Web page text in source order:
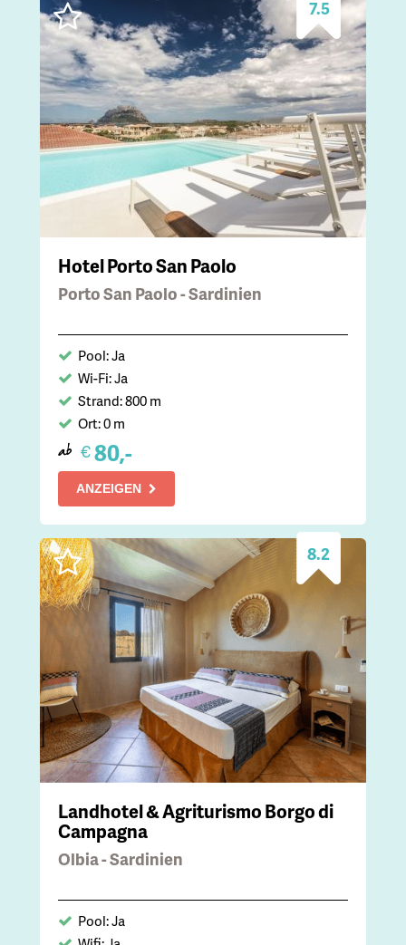
7.5
Hotel Porto San Paolo
Porto San Paolo - Sardinien
Pool: Ja
Wi-Fi: Ja
Strand: 800 m
Ort: 0 m
ab €80,-
ANZEIGEN
8.2
Landhotel & Agriturismo Borgo di
Campagna
Olbia - Sardinien
Pool: Ja